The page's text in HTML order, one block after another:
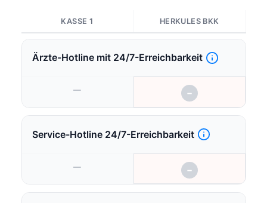
Schwangerschaftsvorsorgeuntersuchungen
und zusätzliche
Schwangerschaftsleistungen, Sehtest,
Sportmedizinische Untersuchung und
Beratung, Sport- und Fitnessausrüstung,
Sportveranstaltungen
(Start-/Teilnahmegebühren)
Vorsorge-/Früherkennungsuntersuchungen,
Zahnersatz und Zahnkronen
KASSE 1 HERKULES BKK
Ärzte-Hotline mit 24/7-Erreichbarkeit
— −
Service-Hotline 24/7-Erreichbarkeit
— −